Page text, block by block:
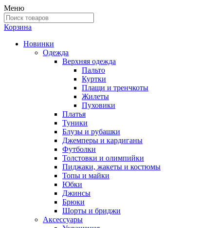
Меню
Корзина
Новинки
Одежда
Верхняя одежда
Пальто
Куртки
Плащи и тренчкоты
Жилеты
Пуховики
Платья
Туники
Блузы и рубашки
Джемперы и кардиганы
Футболки
Толстовки и олимпийки
Пиджаки, жакеты и костюмы
Топы и майки
Юбки
Джинсы
Брюки
Шорты и бриджи
Аксессуары